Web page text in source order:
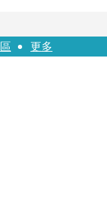
家族祕辛
更多